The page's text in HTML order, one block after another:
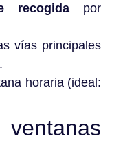
recogida por
vías principales
horaria (ideal: